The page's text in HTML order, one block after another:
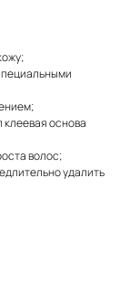
основа
волос;
удалить